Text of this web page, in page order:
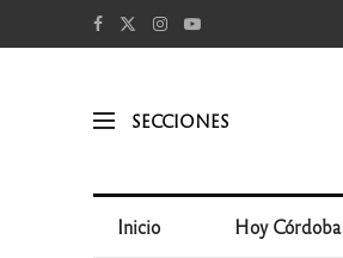
SECCIONES
Inicio Hoy Córdoba